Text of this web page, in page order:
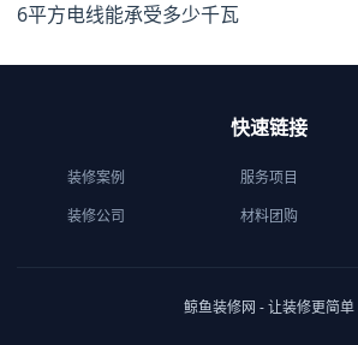
6平方电线能承受多少千瓦
快速链接
装修案例 服务项目
装修公司
材料团购
鲸鱼装修网 - 让装修更简单